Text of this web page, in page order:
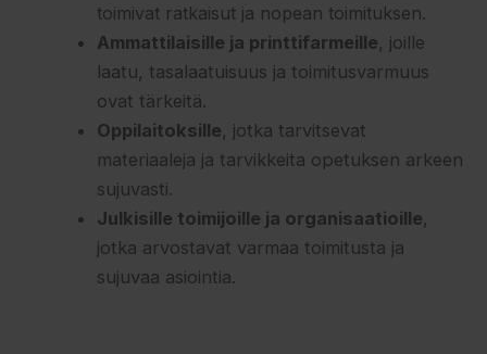
toimivat ratkaisut ja nopean toimituksen.
Ammattilaisille ja printtifarmeille, joille
laatu, tasalaatuisuus ja toimitusvarmuus
ovat tärkeitä.
Oppilaitoksille, jotka tarvitsevat
materiaaleja ja tarvikkeita opetuksen arkeen
sujuvasti.
Julkisille toimijoille ja organisaatioille,
jotka arvostavat varmaa toimitusta ja
sujuvaa asiointia.